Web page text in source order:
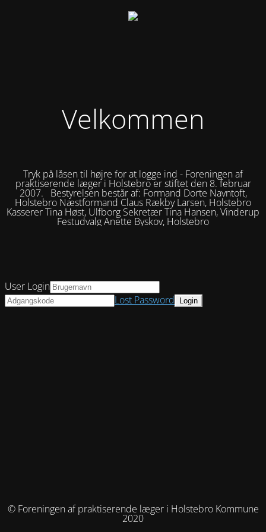
Velkommen
Tryk på låsen til højre for at logge ind - Foreningen af
praktiserende læger i Holstebro er stiftet den 8. februar
2007. Bestyrelsen består af: Formand Dorte Navntoft,
Holstebro Næstformand Claus Rækby Larsen, Holstebro
Kasserer Tina Høst, Ulfborg Sekretær Tina Hansen, Vinderup
Festudvalg Anette Byskov, Holstebro
© Foreningen af praktiserende læger i Holstebro Kommune
2020
User Login
Lost Password